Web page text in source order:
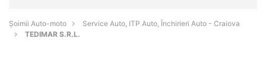
Șoimii Auto-moto
Service Auto, ITP Auto, Închirieri Auto - Craiova
TEDIMAR S.R.L.